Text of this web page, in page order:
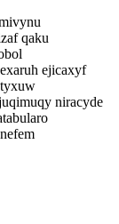
qaku
ejicaxyf
niracyde